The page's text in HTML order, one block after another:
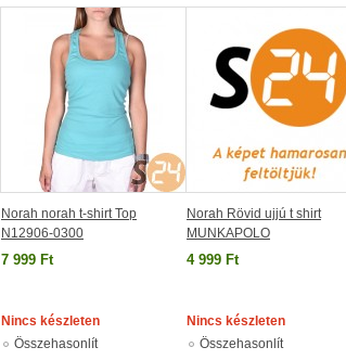
Norah norah t-shirt Top
N12906-0300
7 999 Ft
Nincs készleten
Összehasonlít
Norah Rövid ujjú t shirt
MUNKAPOLO
4 999 Ft
Nincs készleten
Összehasonlít